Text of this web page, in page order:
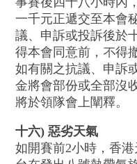
一千元正遞交至本會
議、申訴或投訴後於
得本會同意前，不得
如有關之抗議、申訴
金將會部份或全部沒
將於領隊會上闡釋。
十六) 惡劣天氣
如開賽前2小時，香